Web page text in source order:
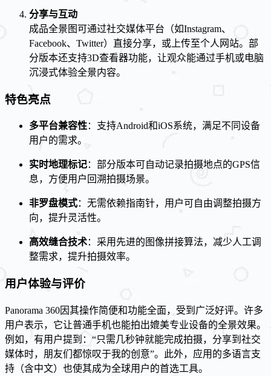
分享与互动
成品全景图可通过社交媒体平台（如Instagram、
Facebook、Twitter）直接分享，或上传至个人网站。部
分版本还支持3D查看器功能，让观众能通过手机或电脑
沉浸式体验全景内容。
特色亮点
多平台兼容性：支持Android和iOS系统，满足不同设备
用户的需求。
实时地理标记：部分版本可自动记录拍摄地点的GPS信
息，方便用户回溯拍摄场景。
非罗盘模式：无需依赖指南针，用户可自由调整拍摄方
向，提升灵活性。
高效缝合技术：采用先进的图像拼接算法，减少人工调
整需求，提升拍摄效率。
用户体验与评价
Panorama 360因其操作简便和功能全面，受到广泛好评。许多
用户表示，它让普通手机也能拍出媲美专业设备的全景效果。
例如，有用户提到：“只需几秒钟就能完成拍摄，分享到社交
媒体时，朋友们都惊叹于我的创意”。此外，应用的多语言支
持（含中文）也使其成为全球用户的首选工具。